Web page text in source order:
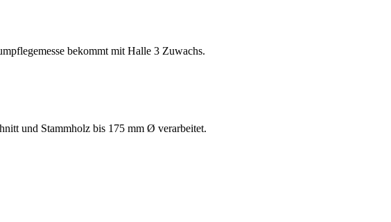
bekommt mit Halle 3 Zuwachs.
und Stammholz bis 175 mm Ø verarbeitet.